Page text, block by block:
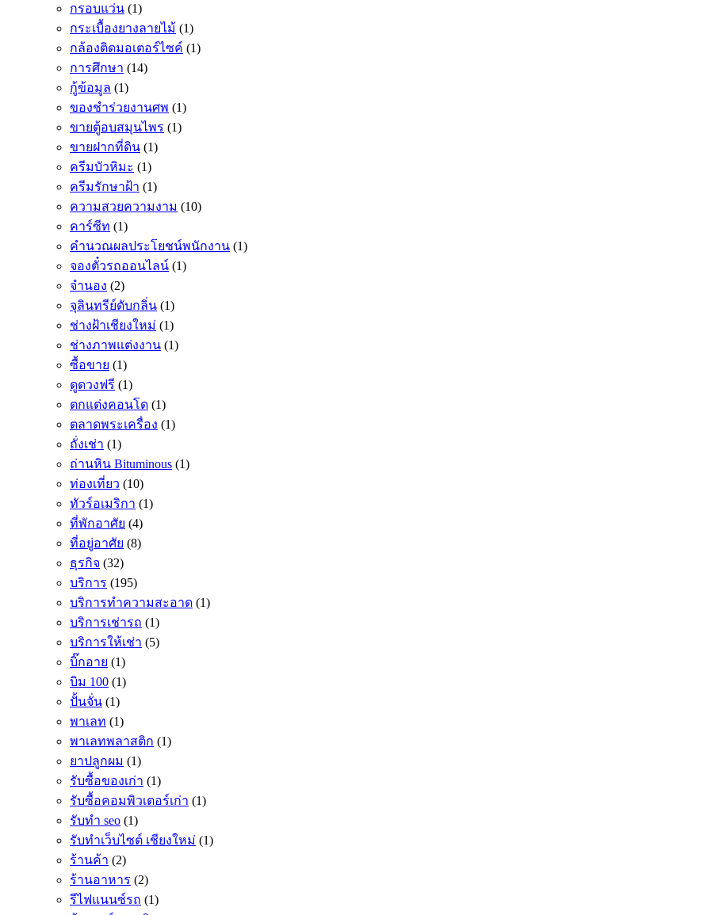
กรอบแว่น (1)
กระเบื้องยางลายไม้ (1)
กล้องติดมอเตอร์ไซค์ (1)
การศึกษา (14)
กู้ข้อมูล (1)
ของชำร่วยงานศพ (1)
ขายตู้อบสมุนไพร (1)
ขายฝากที่ดิน (1)
ครีมบัวหิมะ (1)
ครีมรักษาฝ้า (1)
ความสวยความงาม (10)
คาร์ซีท (1)
คำนวณผลประโยชน์พนักงาน (1)
จองตั๋วรถออนไลน์ (1)
จำนอง (2)
จุลินทรีย์ดับกลิ่น (1)
ช่างฝ้าเชียงใหม่ (1)
ช่างภาพแต่งงาน (1)
ซื้อขาย (1)
ดูดวงฟรี (1)
ตกแต่งคอนโด (1)
ตลาดพระเครื่อง (1)
ถั่งเช่า (1)
ถ่านหิน Bituminous (1)
ท่องเที่ยว (10)
ทัวร์อเมริกา (1)
ที่พักอาศัย (4)
ที่อยู่อาศัย (8)
ธุรกิจ (32)
บริการ (195)
บริการทำความสะอาด (1)
บริการเช่ารถ (1)
บริการให้เช่า (5)
บิ๊กอาย (1)
บิม 100 (1)
ปั้นจั่น (1)
พาเลท (1)
พาเลทพลาสติก (1)
ยาปลูกผม (1)
รับซื้อของเก่า (1)
รับซื้อคอมพิวเตอร์เก่า (1)
รับทำ seo (1)
รับทำเว็บไซต์ เชียงใหม่ (1)
ร้านค้า (2)
ร้านอาหาร (2)
รีไฟแนนซ์รถ (1)